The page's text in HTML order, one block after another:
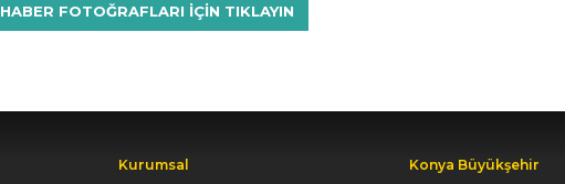
HABER FOTOĞRAFLARI IÇIN TIKLAYIN
Kurumsal
Konya Büyükşehir